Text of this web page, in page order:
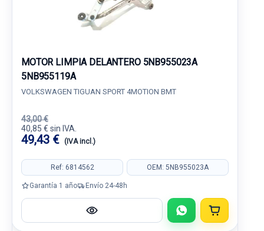
MOTOR LIMPIA DELANTERO 5NB955023A
5NB955119A
VOLKSWAGEN TIGUAN SPORT 4MOTION BMT
43,00 €
40,85 € sin IVA.
49,43 € (IVA incl.)
Ref: 6814562 OEM: 5NB955023A
Garantía 1 año Envío 24-48h